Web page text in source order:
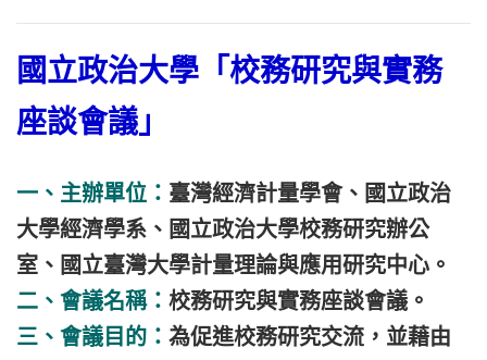
國立政治大學「校務研究與實務
座談會議」
一、主辦單位： 臺灣經濟計量學會、國立政治
大學經濟學系、國立政治大學校務研究辦公
室、國立臺灣大學計量理論與應用研究中心。
二、會議名稱： 校務研究與實務座談會議。
三、會議目的： 為促進校務研究交流，並藉由